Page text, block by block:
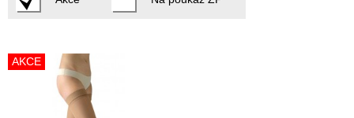
AKCE